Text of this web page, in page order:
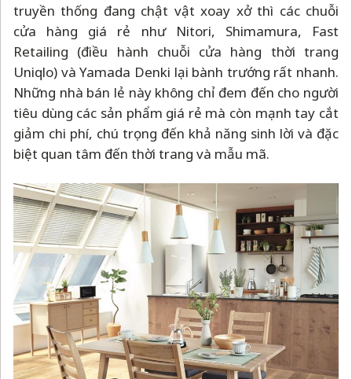
truyền thống đang chật vật xoay xở thì các chuỗi
cửa hàng giá rẻ như Nitori, Shimamura, Fast
Retailing (điều hành chuỗi cửa hàng thời trang
Uniqlo) và Yamada Denki lại bành trướng rất nhanh.
Những nhà bán lẻ này không chỉ đem đến cho người
tiêu dùng các sản phẩm giá rẻ mà còn mạnh tay cắt
giảm chi phí, chú trọng đến khả năng sinh lời và đặc
biệt quan tâm đến thời trang và mẫu mã.